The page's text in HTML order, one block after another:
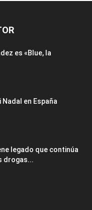
es «Blue, la
Nadal en España
legado que continúa
drogas...